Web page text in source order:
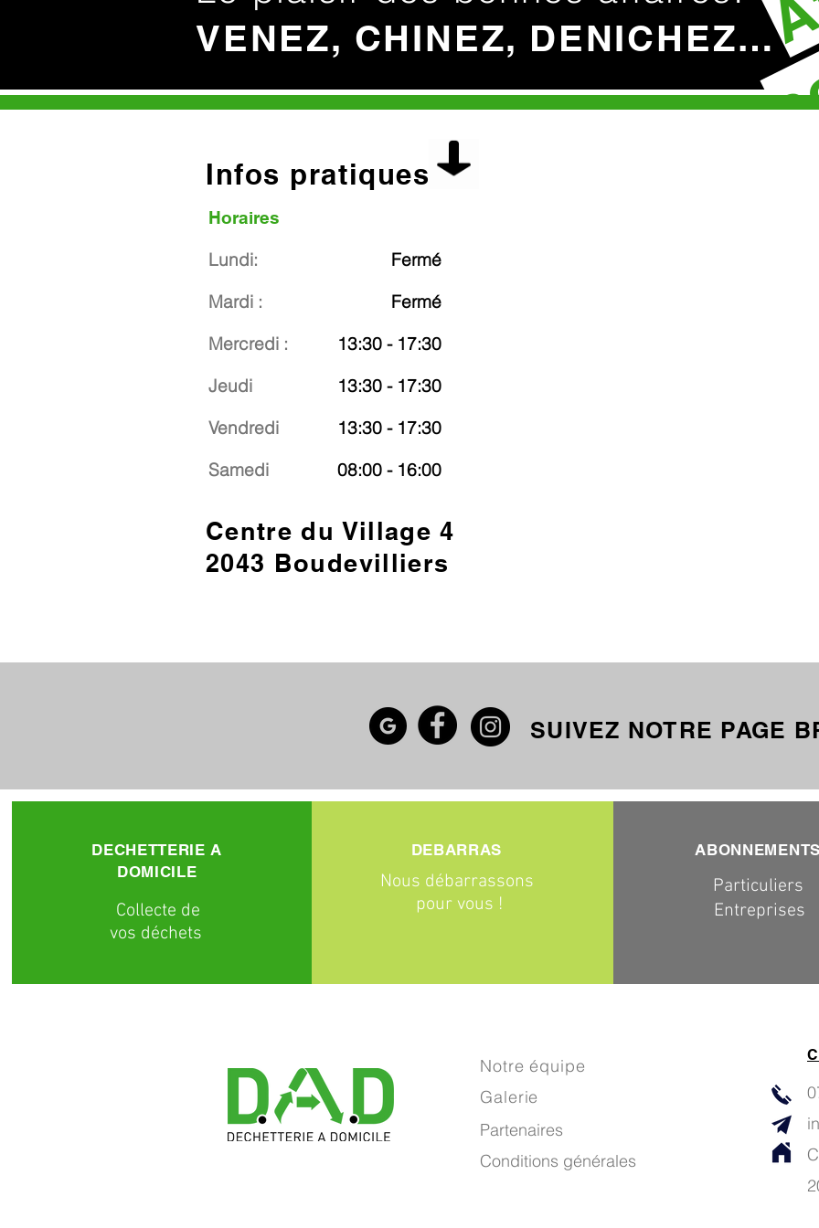
VENEZ, CHINEZ, DENICHEZ…
Infos pratiques
Horaires
Lundi:
Mardi :
Mercredi :
Jeudi
Vendredi
Samedi
Fermé
Fermé
13:30 - 17:30
13:30 - 17:30
13:30 - 17:30
08:00 - 16:00
Centre du Village 4
2043 Boudevilliers
SUIVEZ NOTRE PAGE
Notre équipe
Galerie
Partenaires
Conditions générales
DECHETTERIE A
DOMICILE
Collecte de
vos déchets
DEBARRAS
Nous débarrassons
pour vous !
ABONNEMENTS
Particuliers
Entreprises